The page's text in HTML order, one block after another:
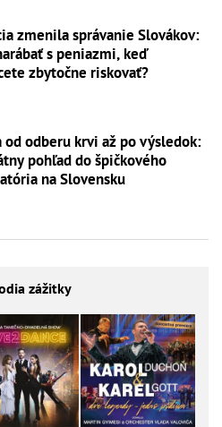
zmenila správanie Slovákov:
s peniazmi, keď
zbytočne riskovať?
od odberu krvi až po výsledok:
pohľad do špičkového
na Slovensku
zážitky